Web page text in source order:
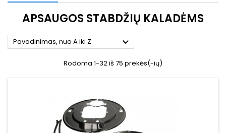
APSAUGOS STABDŽIŲ KALADĖMS
Pavadinimas, nuo A iki Z 
Rodoma 1-32 iš 75 prekės(-ių)